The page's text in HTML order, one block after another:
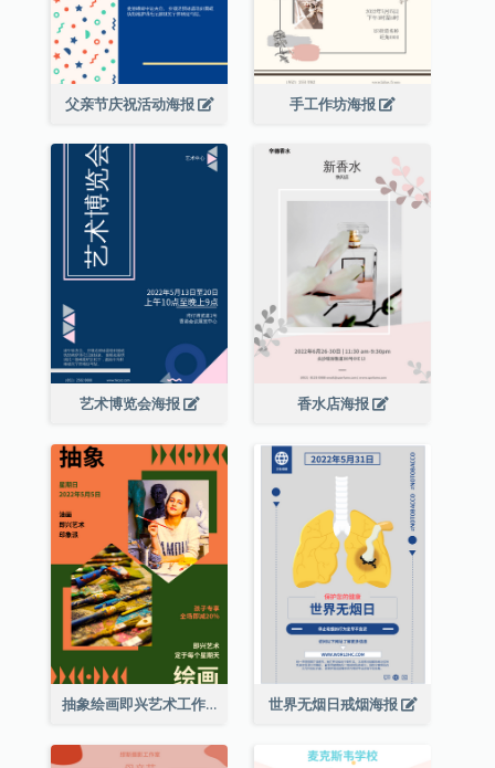
父亲节庆祝活动海报 手工作坊海报
艺术博览会海报 香水店海报
抽象绘画即兴艺术工作坊海报 世界无烟日戒烟海报